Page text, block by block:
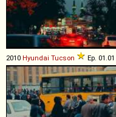
2010 Hyundai Tucson Ep. 01.01